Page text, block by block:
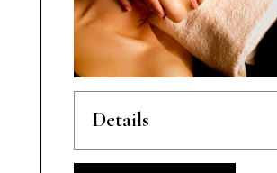
Details